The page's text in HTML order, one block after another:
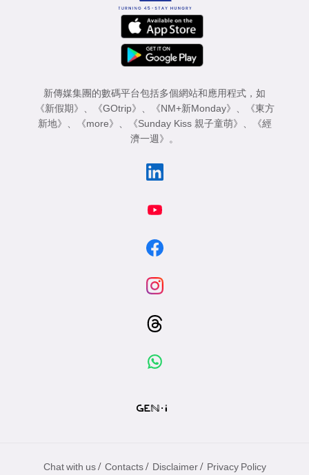
新傳媒集團的數碼平台包括多個網站和應用程式，如
《新假期》
《GOtrip》 《NM+新Monday》
《東方
新地》
《more》 《Sunday Kiss 親子童萌》
《經
濟一週》
。
Chat with us / Contacts / Disclaimer / Privacy Policy